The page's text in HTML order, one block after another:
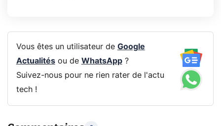
Vous êtes un utilisateur de Google
Actualitésou de WhatsApp?
Suivez-nous pour ne rien rater de l'actu
tech !